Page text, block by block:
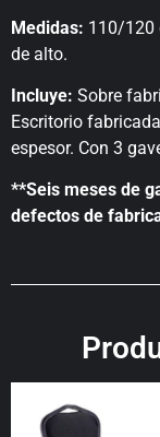
Medidas: 110/120
de alto.
Incluye: Sobre
Escritorio
espesor. Con 3
**Seis meses de
defectos de